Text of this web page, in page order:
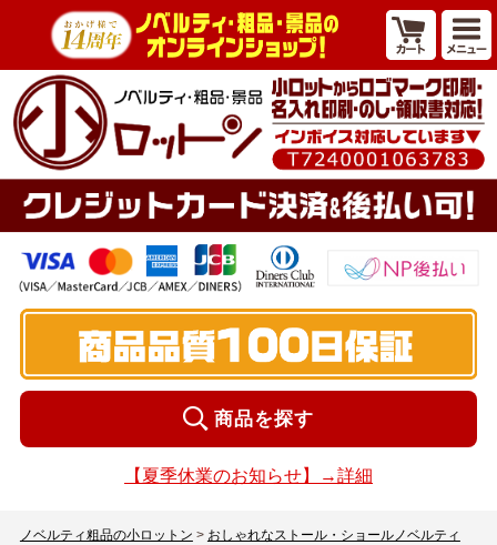
商品を探す
【夏季休業のお知らせ】→詳細
ノベルティ粗品の小ロットン > おしゃれなストール・ショールノベルティ